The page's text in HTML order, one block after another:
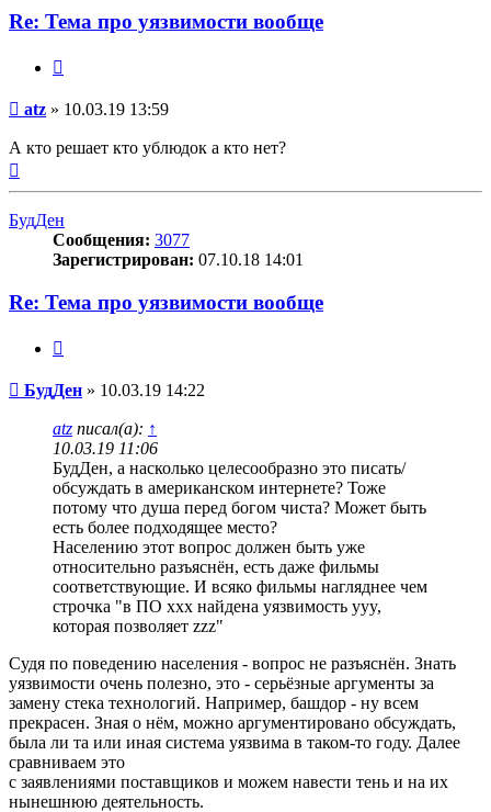
Re: Тема про уязвимости вообще
Сообщение
atz » 10.03.19 13:59
А кто решает кто ублюдок а кто нет?
БудДен
Сообщения: 3077
Зарегистрирован: 07.10.18 14:01
Re: Тема про уязвимости вообще
Сообщение
БудДен » 10.03.19 14:22
atz писал(а): ↑
10.03.19 11:06
БудДен, а насколько целесообразно это писать/
обсуждать в американском интернете? Тоже
потому что душа перед богом чиста? Может быть
есть более подходящее место?
Населению этот вопрос должен быть уже
относительно разъяснён, есть даже фильмы
соответствующие. И всяко фильмы нагляднее чем
строчка "в ПО xxx найдена уязвимость yyy,
которая позволяет zzz"
Судя по поведению населения - вопрос не разъяснён. Знать
уязвимости очень полезно, это - серьёзные аргументы за
замену стека технологий. Например, башдор - ну всем
прекрасен. Зная о нём, можно аргументировано обсуждать,
была ли та или иная система уязвима в таком-то году. Далее
сравниваем это
с заявлениями поставщиков и можем навести тень и на их
нынешнюю деятельность.